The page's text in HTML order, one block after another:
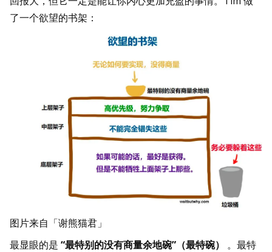
了一个欲望的书架：
图片来自「谢熊猫君」
最显眼的是 “最特别的没有商量余地碗”（最特碗） 。最特